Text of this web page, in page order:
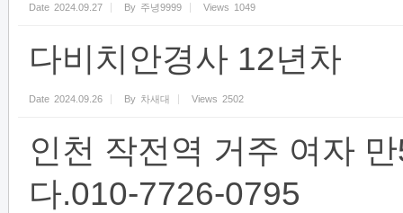
Date 2024.09.27 By 주녕9999 Views 1049
다비치안경사 12년차
Date 2024.09.26 By 차새대 Views 2502
인천 작전역 거주 여자
다.010-7726-0795